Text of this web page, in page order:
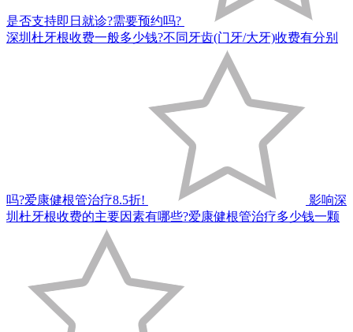
是否支持即日就诊?需要预约吗?
深圳杜牙根收费一般多少钱?不同牙齿(门牙/大牙)收费有分别
吗?爱康健根管治疗8.5折!
影响深
圳杜牙根收费的主要因素有哪些?爱康健根管治疗多少钱一颗